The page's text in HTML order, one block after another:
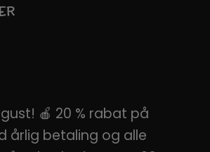
🍎 20 % rabat på
årlig betaling og alle